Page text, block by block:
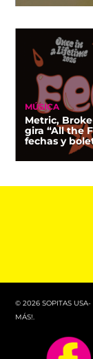
MÚSICA
Metric,
gira “All the
fechas y
© 2026 SOPITAS USA-
MÁS!.